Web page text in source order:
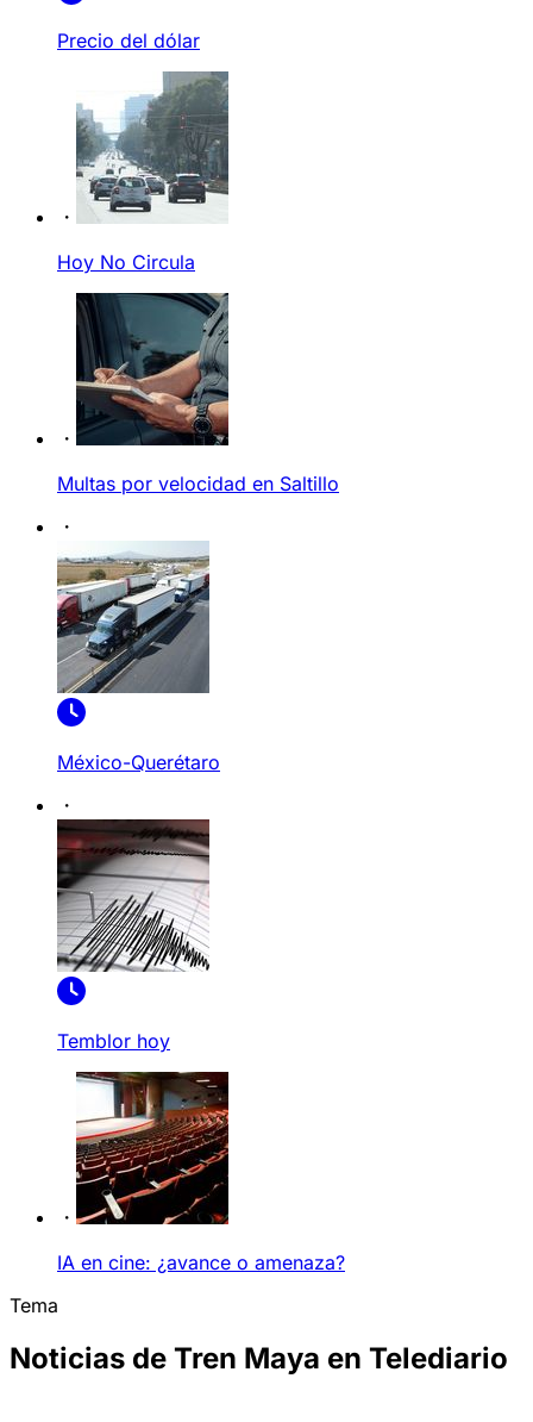
Precio del dólar
Hoy No Circula
Multas por velocidad en Saltillo
México-Querétaro
Temblor hoy
IA en cine: ¿avance o amenaza?
Tema
Noticias de Tren Maya en Telediario